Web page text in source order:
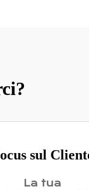
sul
La tua